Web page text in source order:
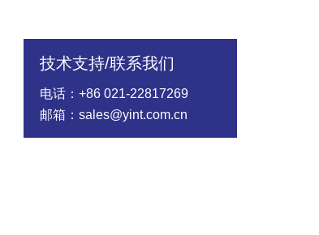
绞数据线
技术支持/联系我们
电话：+86 021-22817269
邮箱：sales@yint.com.cn